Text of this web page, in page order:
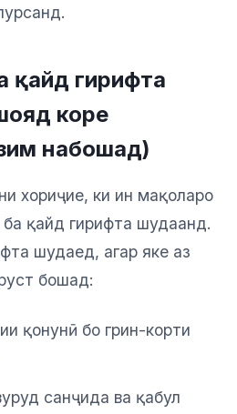
қайд гирифта
коре
набошад)
хориҷие, ки ин мақоларо
қайд гирифта шудаанд.
шудаед, агар яке аз
бошад:
қонунӣ бо грин-корти
санҷида ва қабул